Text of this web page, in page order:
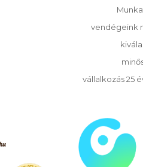
vendégeink
vállalkozás 25